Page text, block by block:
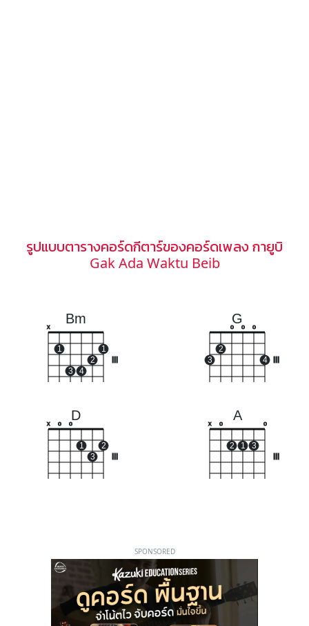
รูปแบบตารางคอร์ดกีตาร์ของคอร์ดเพลง กายูบิ
Gak Ada Waktu Beib
Bm
x
1
3 4
2
1
G
3
2
o o o
4
D
x o o
1
3
2
A
x o
2 1 3
o
SPONSORED